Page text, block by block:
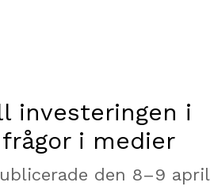
investeringen i
i medier
den 8–9 april